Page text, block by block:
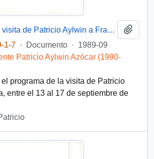
[Programa de la visita de Patricio Aylwin a Francia en 1989]
1-7 · Documento · 1989-09
Patricio Aylwin Azócar (1990-
programa de la visita de Patricio
entre el 13 al 17 de septiembre de